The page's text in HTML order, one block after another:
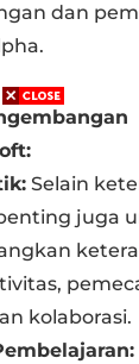
dan
Selain
juga
kolaborasi.